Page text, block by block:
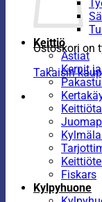
Ostoskori on
Takaisin
Keittiö
Astiat
Kernit
Fiskars
Kylpyhuone